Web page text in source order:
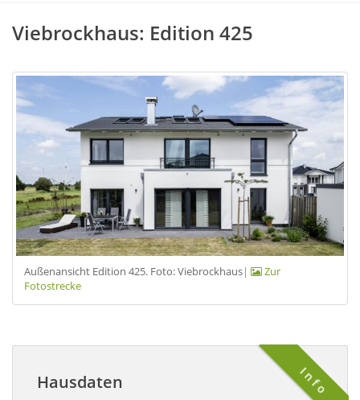
Viebrockhaus: Edition 425
Außenansicht Edition 425. Foto: Viebrockhaus|
Zur
Fotostrecke
Info
Hausdaten